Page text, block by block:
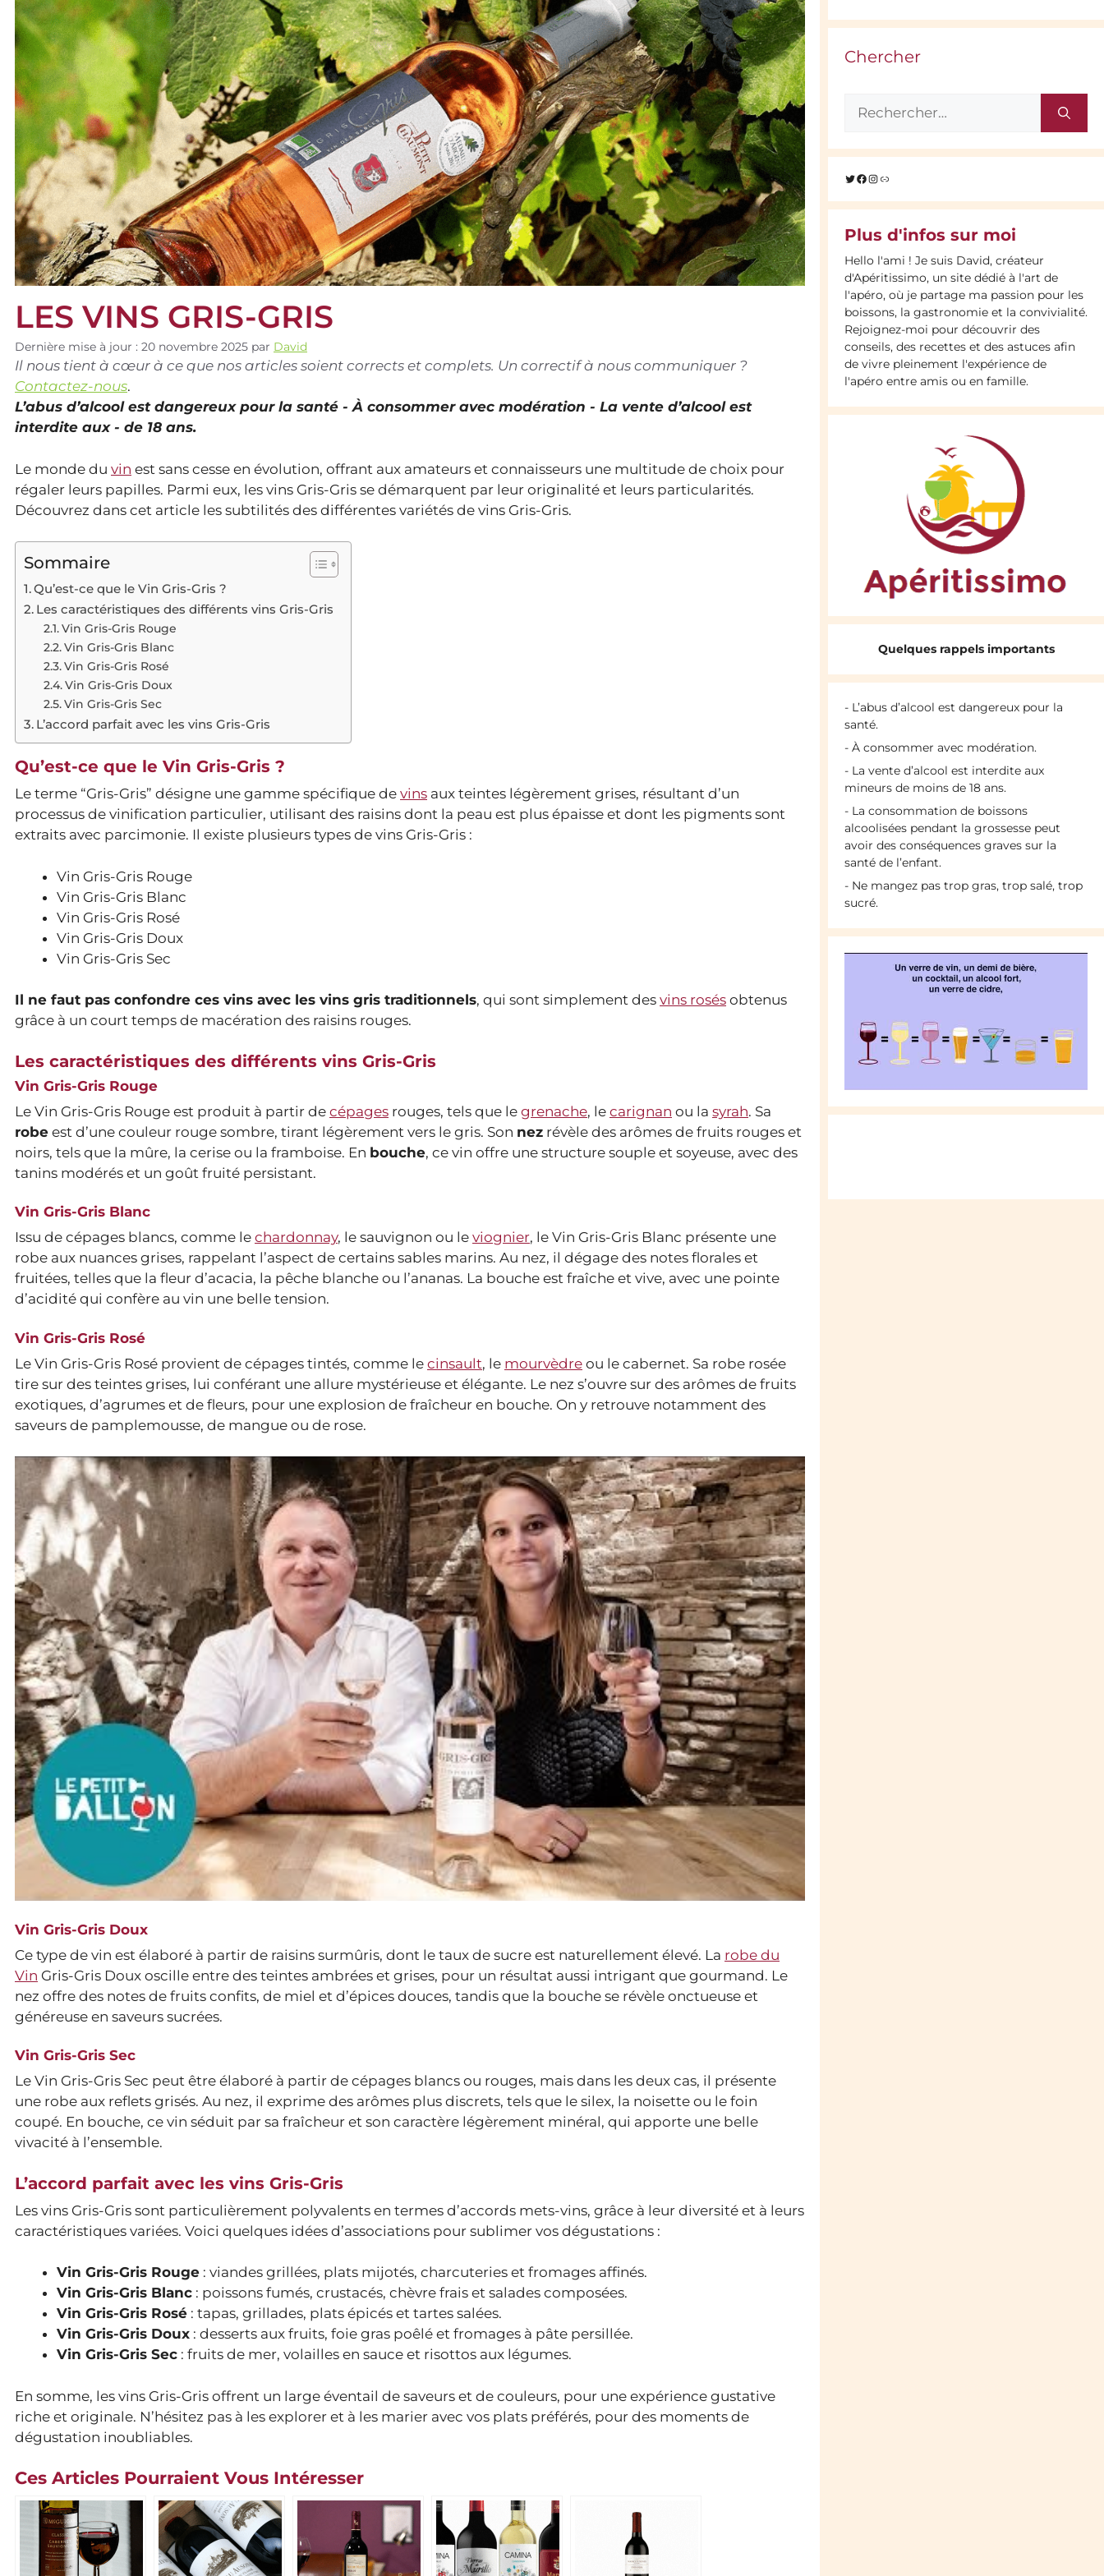
LES VINS GRIS-GRIS
Dernière mise à jour : 20 novembre 2025 par David
Il nous tient à cœur à ce que nos articles soient corrects et complets. Un correctif à nous communiquer ?
Contactez-nous.
L’abus d’alcool est dangereux pour la santé - À consommer avec modération - La vente d’alcool est
interdite aux - de 18 ans.
Le monde du vin est sans cesse en évolution, offrant aux amateurs et connaisseurs une multitude de choix pour
régaler leurs papilles. Parmi eux, les vins Gris-Gris se démarquent par leur originalité et leurs particularités.
Découvrez dans cet article les subtilités des différentes variétés de vins Gris-Gris.
Sommaire
Qu’est-ce que le Vin Gris-Gris ?
Les caractéristiques des différents vins Gris-Gris
Vin Gris-Gris Rouge
Vin Gris-Gris Blanc
Vin Gris-Gris Rosé
Vin Gris-Gris Doux
Vin Gris-Gris Sec
L’accord parfait avec les vins Gris-Gris
Qu’est-ce que le Vin Gris-Gris ?
Le terme “Gris-Gris” désigne une gamme spécifique de vins aux teintes légèrement grises, résultant d’un
processus de vinification particulier, utilisant des raisins dont la peau est plus épaisse et dont les pigments sont
extraits avec parcimonie. Il existe plusieurs types de vins Gris-Gris :
Vin Gris-Gris Rouge
Vin Gris-Gris Blanc
Vin Gris-Gris Rosé
Vin Gris-Gris Doux
Vin Gris-Gris Sec
Il ne faut pas confondre ces vins avec les vins gris traditionnels, qui sont simplement des vins rosés obtenus
grâce à un court temps de macération des raisins rouges.
Les caractéristiques des différents vins Gris-Gris
Vin Gris-Gris Rouge
Le Vin Gris-Gris Rouge est produit à partir de cépages rouges, tels que le grenache, le carignan ou la syrah. Sa
robe est d’une couleur rouge sombre, tirant légèrement vers le gris. Son nez révèle des arômes de fruits rouges et
noirs, tels que la mûre, la cerise ou la framboise. En bouche, ce vin offre une structure souple et soyeuse, avec des
tanins modérés et un goût fruité persistant.
Vin Gris-Gris Blanc
Issu de cépages blancs, comme le chardonnay, le sauvignon ou le viognier, le Vin Gris-Gris Blanc présente une
robe aux nuances grises, rappelant l’aspect de certains sables marins. Au nez, il dégage des notes florales et
fruitées, telles que la fleur d’acacia, la pêche blanche ou l’ananas. La bouche est fraîche et vive, avec une pointe
d’acidité qui confère au vin une belle tension.
Vin Gris-Gris Rosé
Le Vin Gris-Gris Rosé provient de cépages tintés, comme le cinsault, le mourvèdre ou le cabernet. Sa robe rosée
tire sur des teintes grises, lui conférant une allure mystérieuse et élégante. Le nez s’ouvre sur des arômes de fruits
exotiques, d’agrumes et de fleurs, pour une explosion de fraîcheur en bouche. On y retrouve notamment des
saveurs de pamplemousse, de mangue ou de rose.
Vin Gris-Gris Doux
Ce type de vin est élaboré à partir de raisins surmûris, dont le taux de sucre est naturellement élevé. La robe du
Vin Gris-Gris Doux oscille entre des teintes ambrées et grises, pour un résultat aussi intrigant que gourmand. Le
nez offre des notes de fruits confits, de miel et d’épices douces, tandis que la bouche se révèle onctueuse et
généreuse en saveurs sucrées.
Vin Gris-Gris Sec
Le Vin Gris-Gris Sec peut être élaboré à partir de cépages blancs ou rouges, mais dans les deux cas, il présente
une robe aux reflets grisés. Au nez, il exprime des arômes plus discrets, tels que le silex, la noisette ou le foin
coupé. En bouche, ce vin séduit par sa fraîcheur et son caractère légèrement minéral, qui apporte une belle
vivacité à l’ensemble.
L’accord parfait avec les vins Gris-Gris
Les vins Gris-Gris sont particulièrement polyvalents en termes d’accords mets-vins, grâce à leur diversité et à leurs
caractéristiques variées. Voici quelques idées d’associations pour sublimer vos dégustations :
Vin Gris-Gris Rouge : viandes grillées, plats mijotés, charcuteries et fromages affinés.
Vin Gris-Gris Blanc : poissons fumés, crustacés, chèvre frais et salades composées.
Vin Gris-Gris Rosé : tapas, grillades, plats épicés et tartes salées.
Vin Gris-Gris Doux : desserts aux fruits, foie gras poêlé et fromages à pâte persillée.
Vin Gris-Gris Sec : fruits de mer, volailles en sauce et risottos aux légumes.
En somme, les vins Gris-Gris offrent un large éventail de saveurs et de couleurs, pour une expérience gustative
riche et originale. N’hésitez pas à les explorer et à les marier avec vos plats préférés, pour des moments de
dégustation inoubliables.
Ces Articles Pourraient Vous Intéresser
Chercher
Rechercher :
Twitter
Facebook
Instagram
Lien
Plus d'infos sur moi
Hello l'ami ! Je suis David, créateur
d'Apéritissimo, un site dédié à l'art de
l'apéro, où je partage ma passion pour les
boissons, la gastronomie et la convivialité.
Rejoignez-moi pour découvrir des
conseils, des recettes et des astuces afin
de vivre pleinement l'expérience de
l'apéro entre amis ou en famille.
Quelques rappels importants
- L’abus d’alcool est dangereux pour la
santé.
- À consommer avec modération.
- La vente d’alcool est interdite aux
mineurs de moins de 18 ans.
- La consommation de boissons
alcoolisées pendant la grossesse peut
avoir des conséquences graves sur la
santé de l’enfant.
- Ne mangez pas trop gras, trop salé, trop
sucré.